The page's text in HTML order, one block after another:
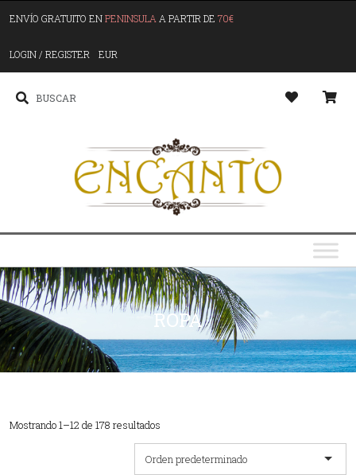
ENVÍO GRATUITO ENPENINSULA A PARTIR DE 70€
LOGIN / REGISTER EUR
ROPA
Mostrando 1–12 de 178 resultados
Orden predeterminado